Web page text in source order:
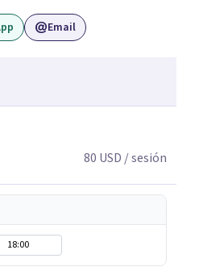
contextos clínicos con
Email
80 USD / sesión
18:00